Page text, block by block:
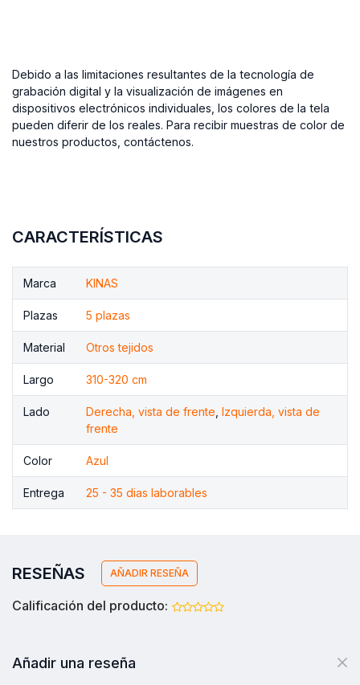
Debido a las limitaciones resultantes de la tecnología de
grabación digital y la visualización de imágenes en
dispositivos electrónicos individuales, los colores de la tela
pueden diferir de los reales. Para recibir muestras de color de
nuestros productos, contáctenos.
CARACTERÍSTICAS
Marca KINAS
Plazas 5 plazas
Material Otros tejidos
Largo 310-320 cm
Lado Derecha, vista de frente Izquierda, vista de
frente
Color Azul
Entrega 25 - 35 dias laborables
RESEÑAS AÑADIR RESEÑA
Calificación del producto:
Añadir una reseña